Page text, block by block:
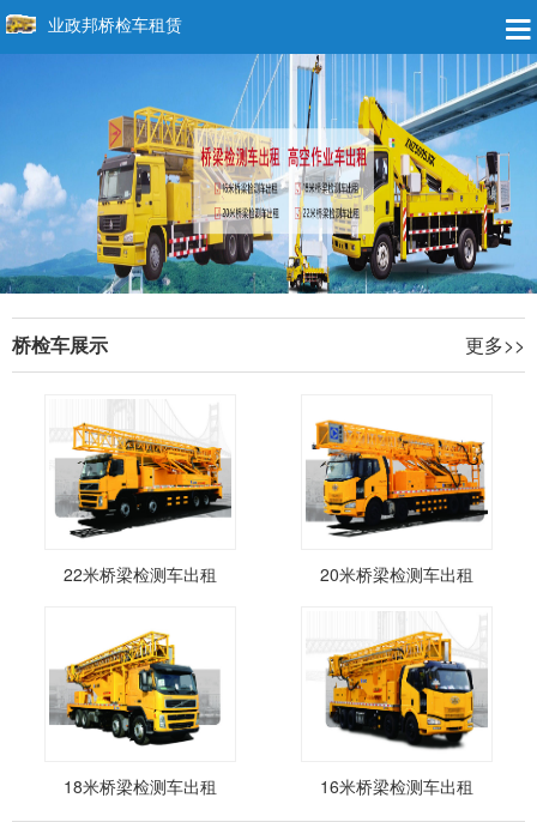
业政邦桥检车租赁
更多>>
桥检车展示
22米桥梁检测车出租 20米桥梁检测车出租
18米桥梁检测车出租 16米桥梁检测车出租